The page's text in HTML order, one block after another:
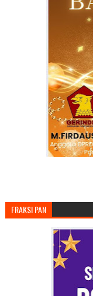
FRAKSI PAN